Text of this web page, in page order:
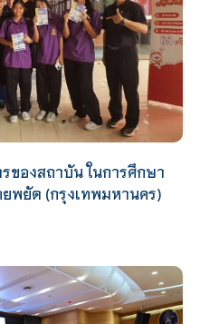
ของสถาบัน ในการศึกษา
พยัต (กรุงเทพมหานคร)